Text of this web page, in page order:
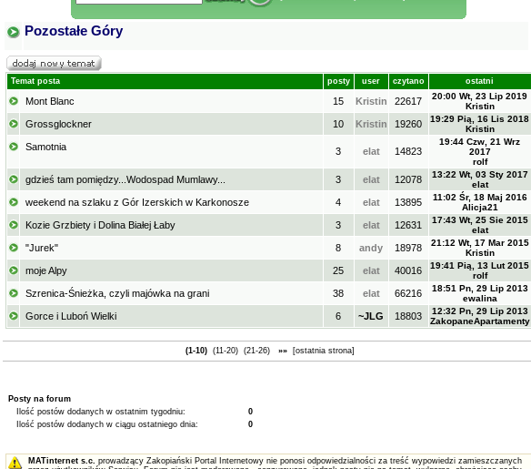
Pozostałe Góry
Temat posta posty user czytano ostatni
Mont Blanc 15 Kristin 22617
20:00 Wt, 23 Lip 2019
Kristin
Grossglockner 10 Kristin 19260
19:29 Pią, 16 Lis 2018
Kristin
Samotnia 3 elat 14823
19:44 Czw, 21 Wrz
2017
rolf
gdzieś tam pomiędzy...Wodospad Mumlawy... 3 elat 12078
13:22 Wt, 03 Sty 2017
elat
weekend na szlaku z Gór Izerskich w Karkonosze 4 elat 13895
11:02 Śr, 18 Maj 2016
Alicja21
Kozie Grzbiety i Dolina Białej Łaby 3 elat 12631
17:43 Wt, 25 Sie 2015
elat
"Jurek" 8 andy 18978
21:12 Wt, 17 Mar 2015
Kristin
moje Alpy 25 elat 40016
19:41 Pią, 13 Lut 2015
rolf
Szrenica-Śnieżka, czyli majówka na grani 38 elat 66216
18:51 Pn, 29 Lip 2013
ewalina
Gorce i Luboń Wielki 6 ~JLG 18803
12:32 Pn, 29 Lip 2013
ZakopaneApartamenty
(1-10) (11-20) (21-26) »» [ostatnia strona]
Posty na forum
Ilość postów dodanych w ostatnim tygodniu:
0
Ilość postów dodanych w ciągu ostatniego dnia:
0
MATinternet s.c. prowadzący Zakopiański Portal Internetowy nie ponosi odpowiedzialności za treść wypowiedzi zamieszczanych